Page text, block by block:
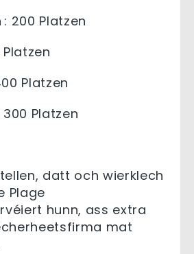
200 Platzen
Platzen
Platzen
datt och wierklech
Plage
hunn, ass extra
mat